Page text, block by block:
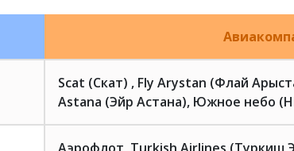
Scat (Скат) , Fly Arystan (Флай
Astana (Эйр Астана), Южное небо